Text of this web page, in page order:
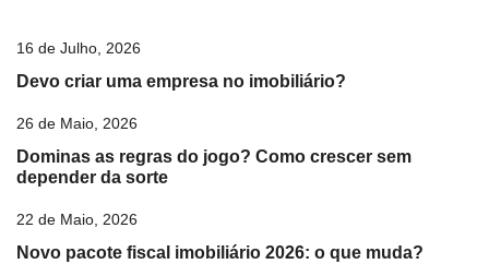
16 de Julho, 2026
Devo criar uma empresa no imobiliário?
26 de Maio, 2026
Dominas as regras do jogo? Como crescer sem
depender da sorte
22 de Maio, 2026
Novo pacote fiscal imobiliário 2026: o que muda?